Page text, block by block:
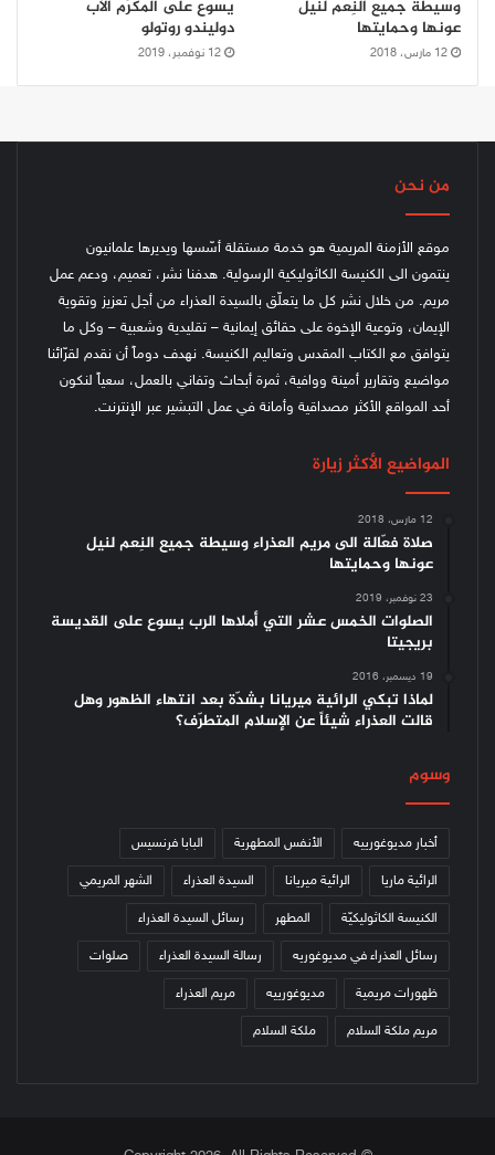
وسيطة جميع النِعم لنيل
عونها وحمايتها
12 مارس، 2018
يسوع على المكرّم الأب
دوليندو روتولو
12 نوفمبر، 2019
من نحن
موقع الأزمنة المريمية هو خدمة مستقلة أسّسها ويديرها علمانيون
ينتمون الى الكنيسة الكاثوليكية الرسولية. هدفنا نشر، تعميم، ودعم عمل
مريم. من خلال نشر كل ما يتعلّق بالسيدة العذراء من أجل تعزيز وتقوية
الإيمان، وتوعية الإخوة على حقائق إيمانية – تقليدية وشعبية – وكل ما
يتوافق مع الكتاب المقدس وتعاليم الكنيسة. نهدف دوماً أن نقدم لقرّائنا
مواضيع وتقارير أمينة ووافية، ثمرة أبحاث وتفاني بالعمل، سعياً لنكون
أحد المواقع الأكثر مصداقية وأمانة في عمل التبشير عبر الإنترنت.
المواضيع الأكثر زيارة
12 مارس، 2018
صلاة فعّالة الى مريم العذراء وسيطة جميع النِعم لنيل
عونها وحمايتها
23 نوفمبر، 2019
الصلوات الخمس عشر التي أملاها الرب يسوع على القديسة
بريجيتا
19 ديسمبر، 2016
لماذا تبكي الرائية ميريانا بشدّة بعد انتهاء الظهور وهل
قالت العذراء شيئاً عن الإسلام المتطرّف؟
وسوم
أخبار مديوغورييه الأنفس المطهرية البابا فرنسيس
الرائية ماريا الرائية ميريانا السيدة العذراء الشهر المريمي
الكنيسة الكاثوليكيّة المطهر رسائل السيدة العذراء
رسائل العذراء في مديوغوريه رسالة السيدة العذراء صلوات
ظهورات مريمية مديوغورييه مريم العذراء
مريم ملكة السلام ملكة السلام